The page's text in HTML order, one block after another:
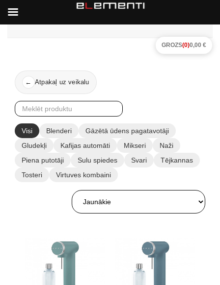
← Atpakaļ uz veikalu
Visi Blenderi
Gāzētā ūdens pagatavotāji
Gludekļi
Kafijas automāti Mikseri
Naži
Piena putotāji
Sulu spiedes Svari
Tējkannas
Tosteri
Virtuves kombaini
GROZS(0)0,00 €